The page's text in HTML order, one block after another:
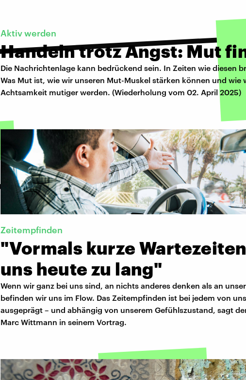
Aktiv werden
Handeln trotz Angst: Mut
Die Nachrichtenlage kann bedrückend sein. In Zeiten wie diesen
Was Mut ist, wie wir unseren Mut-Muskel stärken können und wie
Achtsamkeit mutiger werden. (Wiederholung vom 02. April 2025)
Zeitempfinden
"Vormals kurze
uns heute zu lang"
Wenn wir ganz bei uns sind, an nichts anderes denken als an
befinden wir uns im Flow. Das Zeitempfinden ist bei jedem von
ausgeprägt – und abhängig von unserem Gefühlszustand, sagt
Marc Wittmann in seinem Vortrag.